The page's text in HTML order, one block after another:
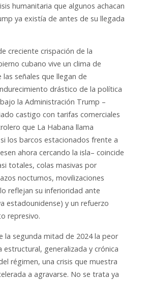
humanitaria que algunos achacan
ya existía de antes de su llegada
creciente crispación de la
cubano vive un clima de
señales que llegan de
drástico de la política
la Administración Trump –
castigo con tarifas comerciales
que La Habana llama
los barcos estacionados frente a
ahora cercando la isla– coincide
totales, colas masivas por
nocturnos, movilizaciones
reflejan su inferioridad ante
estadounidense) y un refuerzo
represivo.
la segunda mitad de 2024 la peor
estructural, generalizada y crónica
régimen, una crisis que muestra
a agravarse. No se trata ya